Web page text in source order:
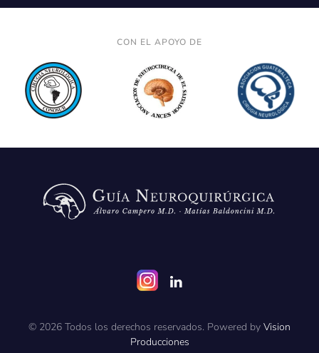
CON EL APOYO DE
© 2026 Todos los derechos reservados. Powered by Vision
Producciones